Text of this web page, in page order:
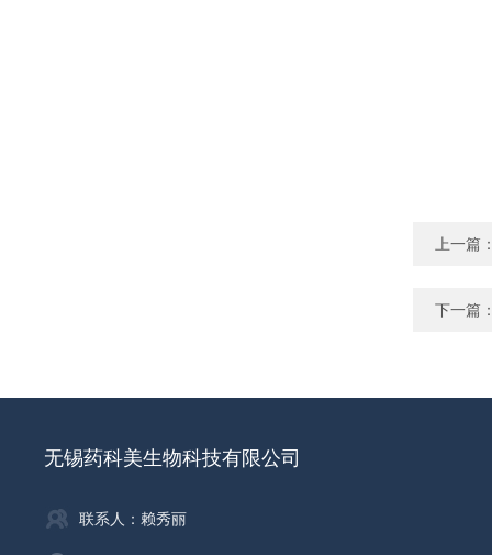
上一篇
下一篇
无锡药科美生物科技有限公司
联系人：赖秀丽